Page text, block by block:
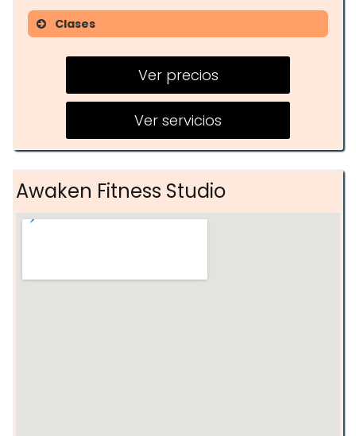
Clases
Pilates
CrossGym
HIIT
Boxym
Spinym
Ver precios
Ver servicios
Awaken Fitness Studio